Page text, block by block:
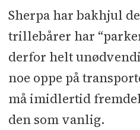
Sherpa har bakhjul
trillebårer har
derfor helt
noe oppe på
må imidlertid
den som vanlig.